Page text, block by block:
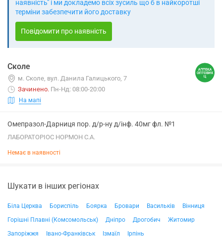
наявність" і ми докладемо всіх зусиль що б в найкоротші
терміни забезпечити його доставку
Повідомити про наявність
Сколе
м. Сколе, вул. Данила Галицького, 7
Зачинено. Пн-Нд: 08:00-20:00
На мапі
Омепразол-Дарниця пор. д/р-ну д/інф. 40мг фл. №1
ЛАБОРАТОРІОС НОРМОН С.А.
Немає в наявності
Шукати в інших регіонах
Біла Церква Бориспіль Боярка Бровари Васильків
Вінниця
Горішні Плавні (Комсомольськ)
Дніпро Дрогобич
Житомир
Запоріжжя
Івано-Франківськ Ізмаїл
Ірпінь